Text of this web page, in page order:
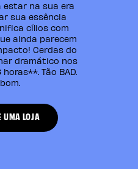
estar na sua era
sua essência
cílios com
ainda parecem
Cerdas do
dramático nos
Tão BAD.
UMA LOJA